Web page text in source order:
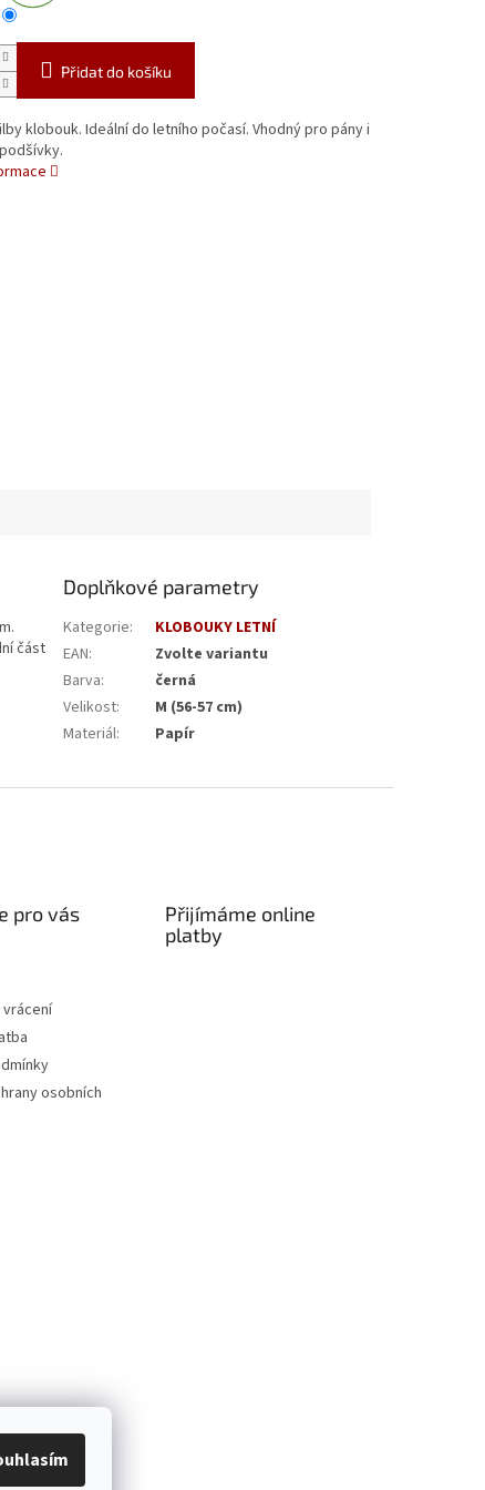
Přidat do košíku
klobouk. Ideální do letního počasí. Vhodný pro pány i
část
Doplňkové parametry
Kategorie:
KLOBOUKY LETNÍ
EAN:
Zvolte variantu
Barva:
černá
Velikost:
M (56-57 cm)
Materiál: Papír
pro vás
vrácení
osobních
Přijímáme online
platby